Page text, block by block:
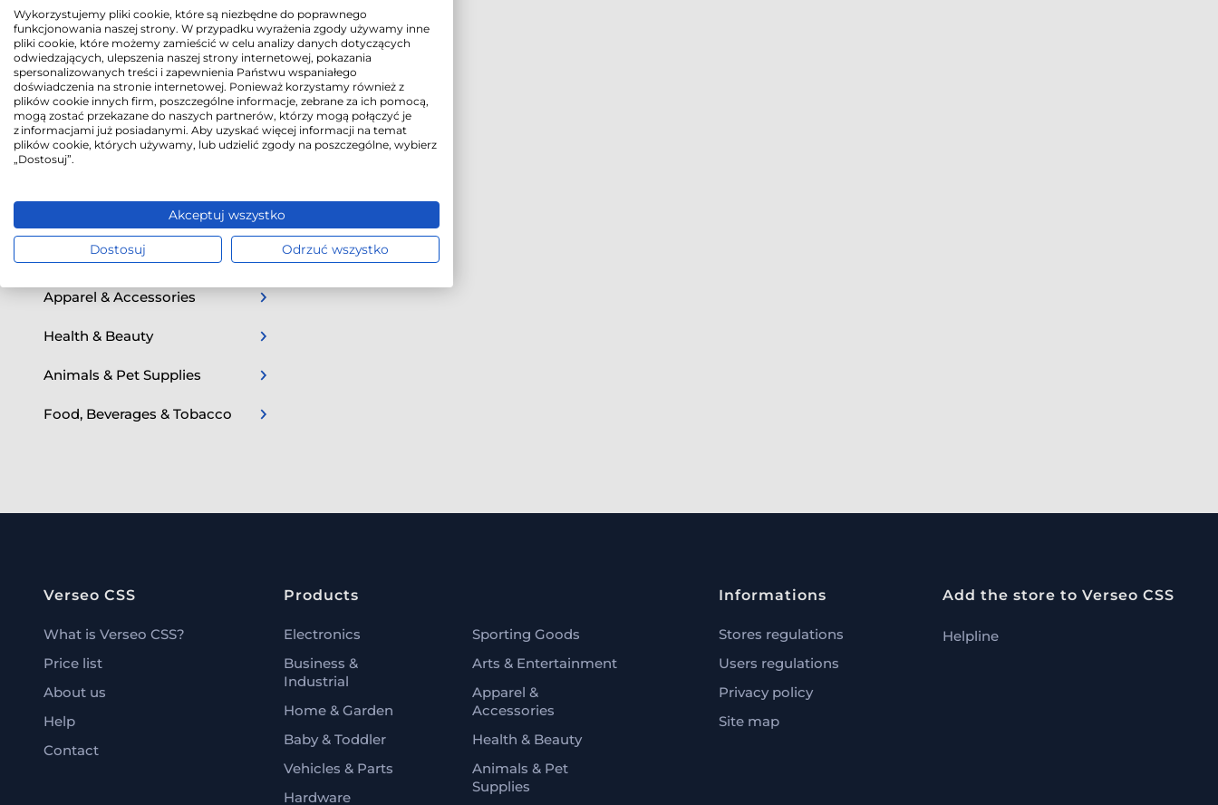
Home & Garden
Baby & Toddler
Software
Vehicles & Parts
Arts & Entertainment
Apparel & Accessories
Health & Beauty
Animals & Pet Supplies
Food, Beverages & Tobacco
śniegiem.
Inne przydatne urządzenia do systemów elektronicznej obserwacji w Asortimo to rozdzielacze sygnału, które w przypadku obrazu analogowego
umożliwiają rozprowadzenie sygnału z jednego wyjścia do kilku wyjść, co pomaga w zarządzaniu monitoringiem.
To oczywiście dopiero początek - w Asortimo znajdziesz także inne akcesoria dla fotografów, operatorów i osób, które zarządzają wizyjnym
nadzorem.
Verseo CSS
What is Verseo CSS?
Price list
About us
Help
Contact
Products
Electronics
Business &
Industrial
Home & Garden
Baby & Toddler
Vehicles & Parts
Hardware
Sporting Goods
Arts & Entertainment
Apparel &
Accessories
Health & Beauty
Animals & Pet
Supplies
Informations
Stores regulations
Users regulations
Privacy policy
Site map
Add the store to Verseo CSS
Helpline
Wykorzystujemy pliki cookie, które są niezbędne do poprawnego
funkcjonowania naszej strony. W przypadku wyrażenia zgody używamy inne
pliki cookie, które możemy zamieścić w celu analizy danych dotyczących
odwiedzających, ulepszenia naszej strony internetowej, pokazania
spersonalizowanych treści i zapewnienia Państwu wspaniałego
doświadczenia na stronie internetowej. Ponieważ korzystamy również z
plików cookie innych firm, poszczególne informacje, zebrane za ich pomocą,
mogą zostać przekazane do naszych partnerów, którzy mogą połączyć je
z informacjami już posiadanymi. Aby uzyskać więcej informacji na temat
plików cookie, których używamy, lub udzielić zgody na poszczególne, wybierz
„Dostosuj”.
Akceptuj wszystko
Dostosuj Odrzuć wszystko